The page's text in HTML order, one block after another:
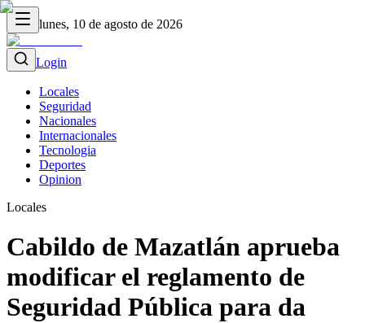
lunes, 10 de agosto de 2026
Login
Locales
Seguridad
Nacionales
Internacionales
Tecnologia
Deportes
Opinion
Locales
Cabildo de Mazatlán aprueba
modificar el reglamento de
Seguridad Pública para da